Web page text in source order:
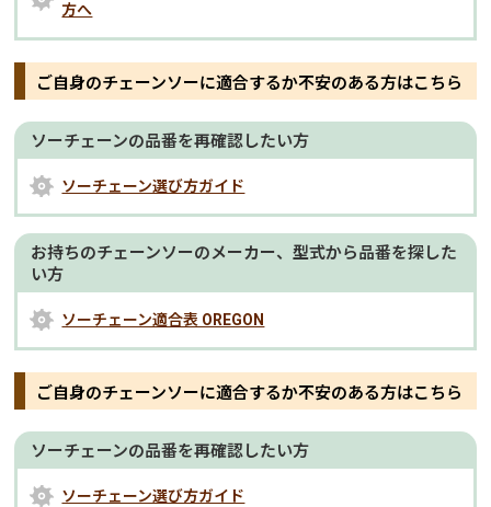
方へ
ご自身のチェーンソーに適合するか不安のある方はこちら
ソーチェーンの品番を再確認したい方
ソーチェーン選び方ガイド
お持ちのチェーンソーのメーカー、型式から品番を探した
い方
ソーチェーン適合表 OREGON
ご自身のチェーンソーに適合するか不安のある方はこちら
ソーチェーンの品番を再確認したい方
ソーチェーン選び方ガイド